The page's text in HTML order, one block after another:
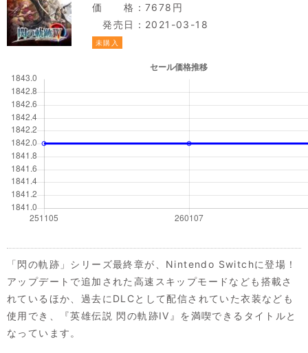
価 格：7678円
発売日：2021-03-18
未購入
「閃の軌跡」シリーズ最終章が、Nintendo Switchに登場！
アップデートで追加された高速スキップモードなども搭載さ
れているほか、過去にDLCとして配信されていた衣装なども
使用でき、『英雄伝説 閃の軌跡IV』を満喫できるタイトルと
なっています。